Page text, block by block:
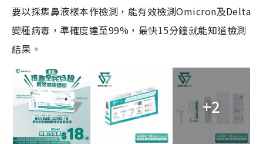
要以採集鼻液樣本作檢測，能有效檢測Omicron及Delta
變種病毒，準確度達至99%，最快15分鐘就能知道檢測
結果。
+2